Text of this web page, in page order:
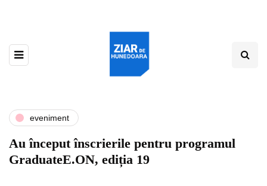
eveniment
Au început înscrierile pentru programul
GraduateE.ON, ediția 19